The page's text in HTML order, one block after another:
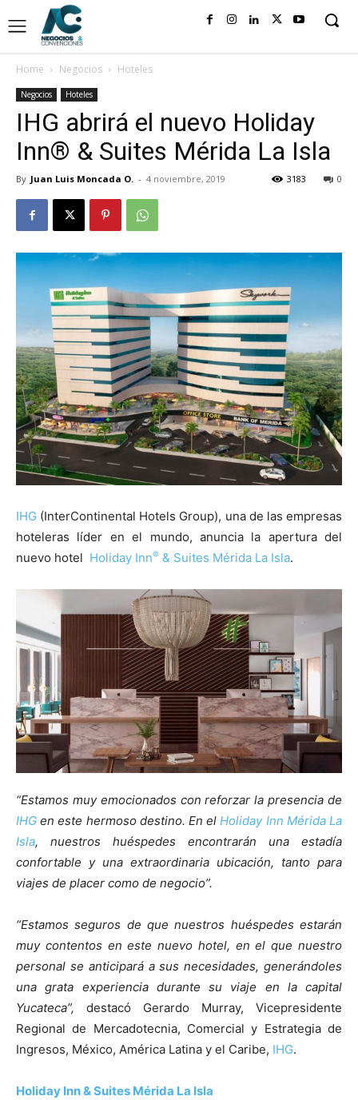
Home Negocios Hoteles
Negocios Hoteles
IHG abrirá el nuevo Holiday
Inn® & Suites Mérida La Isla
By Juan Luis Moncada O. - 4 noviembre, 2019 0
3183
IHG (InterContinental Hotels Group), una de las empresas
hoteleras líder en el mundo, anuncia la apertura del
nuevo hotel Holiday Inn® & Suites Mérida La Isla.
“Estamos muy emocionados con reforzar la presencia de
IHG en este hermoso destino. En elHoliday Inn Mérida La
Isla, nuestros huéspedes encontrarán una estadía
confortable y una extraordinaria ubicación, tanto para
viajes de placer como de negocio”.
“Estamos seguros de que nuestros huéspedes estarán
muy contentos en este nuevo hotel, en el que nuestro
personal se anticipará a sus necesidades, generándoles
una grata experiencia durante su viaje en la capital
Yucateca”, destacó Gerardo Murray, Vicepresidente
Regional de Mercadotecnia, Comercial y Estrategia de
Ingresos, México, América Latina y el Caribe, IHG.
Holiday Inn & Suites Mérida La Isla